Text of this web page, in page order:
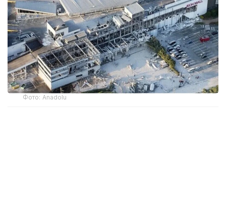
Фото: Anadolu